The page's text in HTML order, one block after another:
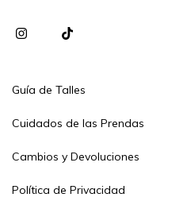
Guía de Talles
Cuidados de las Prendas
Cambios y Devoluciones
Política de Privacidad